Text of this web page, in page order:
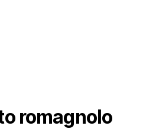
romagnolo